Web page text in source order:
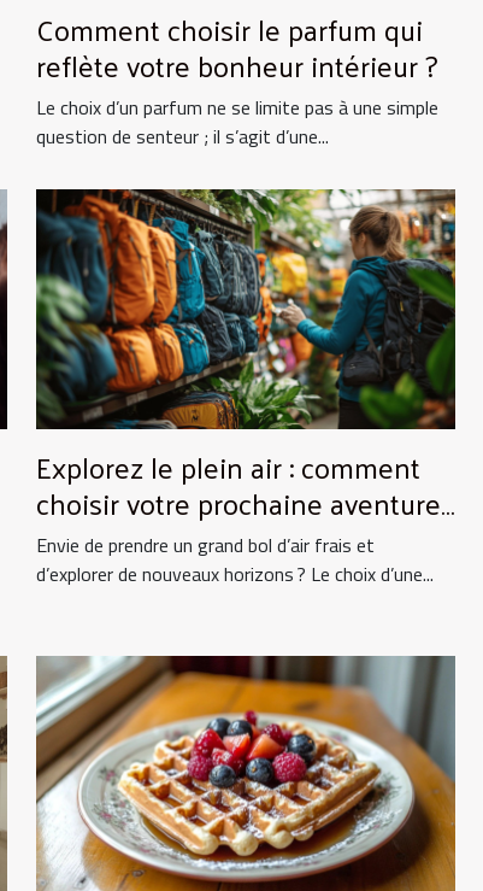
Comment choisir le parfum qui
reflète votre bonheur intérieur ?
Le choix d’un parfum ne se limite pas à une simple
question de senteur ; il s’agit d’une...
Explorez le plein air : comment
choisir votre prochaine aventure
nature ?
Envie de prendre un grand bol d’air frais et
d’explorer de nouveaux horizons ? Le choix d’une...